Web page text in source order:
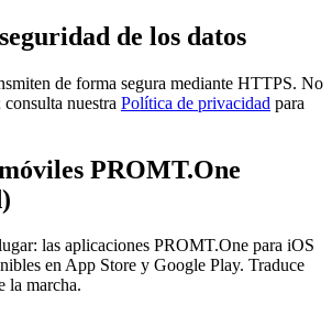
de los datos
de forma segura mediante HTTPS. No
nuestra Política de privacidad para
PROMT.One
las aplicaciones PROMT.One para iOS
en App Store y Google Play. Traduce
la marcha.